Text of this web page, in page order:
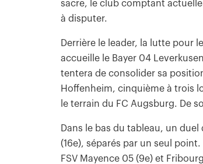
sacre, le club comptant
à disputer.
Derrière le leader, la lutte pour
accueille le Bayer 04
tentera de consolider sa
Hoffenheim, cinquième à trois
le terrain du FC Augsburg. De
Dans le bas du tableau, un
(16e), séparés par un seul
FSV Mayence 05 (9e) et